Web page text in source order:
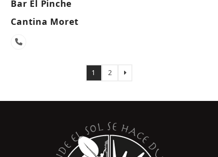
Bar El Pinche
Cantina Moret
Phone
Page
1 Page
2 Next